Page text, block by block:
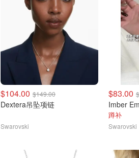
$104.00 $149.00
Dextera吊坠项链
Swarovski
$83.00
Imber
蹲补
Swarovski